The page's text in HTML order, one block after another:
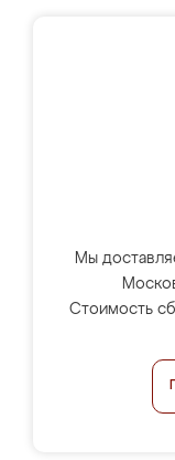
Мы
Стоимость